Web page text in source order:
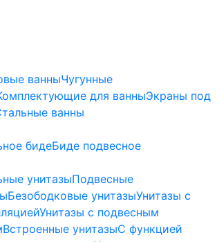
ванныЧугунные
для ванныЭкраны под
ванны
бидеБиде пoдвеснoе
унитазыПодвесные
Безободковые унитазыУнитазы с
Унитазы с подвесным
Встроенные унитазыС функцией